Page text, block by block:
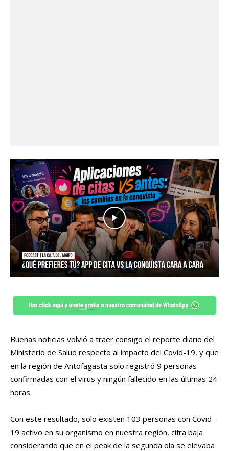
Buenas noticias volvió a traer consigo el reporte diario del
Ministerio de Salud respecto al impacto del Covid-19, y que
en la región de Antofagasta solo registró 9 personas
confirmadas con el virus y ningún fallecido en las últimas 24
horas.
Con este resultado, solo existen 103 personas con Covid-
19 activo en su organismo en nuestra región, cifra baja
considerando que en el peak de la segunda ola se elevaba